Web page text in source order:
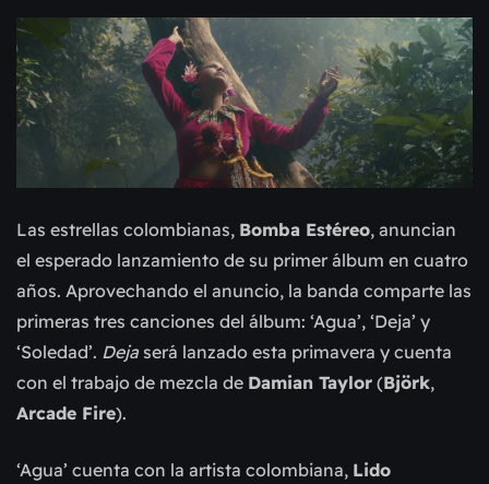
Las estrellas colombianas, Bomba Estéreo, anuncian
el esperado lanzamiento de su primer álbum en cuatro
años. Aprovechando el anuncio, la banda comparte las
primeras tres canciones del álbum: ‘Agua’, ‘Deja’ y
‘Soledad’. Deja será lanzado esta primavera y cuenta
con el trabajo de mezcla de Damian Taylor (Björk,
Arcade Fire).
‘Agua’ cuenta con la artista colombiana, Lido